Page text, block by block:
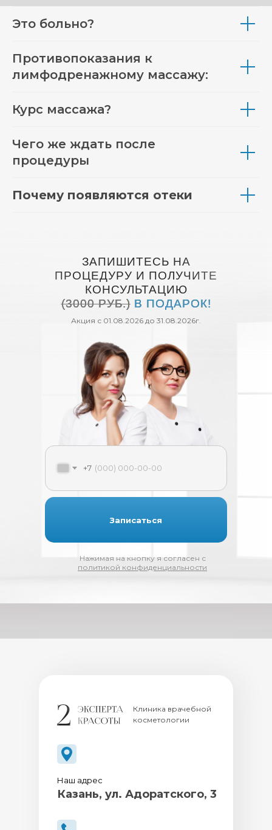
Это больно?
Противопоказания к
лимфодренажному массажу:
Курс массажа?
Чего же ждать после
процедуры
Почему появляются отеки
Нажимая на кнопку я согласен с
политикой конфиденциальности
ЗАПИШИТЕСЬ НА
ПРОЦЕДУРУ И ПОЛУЧИТЕ
КОНСУЛЬТАЦИЮ
(3000 РУБ.) В ПОДАРОК!
+7
Записаться
Акция с 01.08.2026 до 31.08.2026г.
Наш адрес
Казань, ул. Адоратского, 3
Клиника врачебной
косметологии